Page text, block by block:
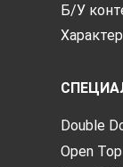
Б/У
Double
Open